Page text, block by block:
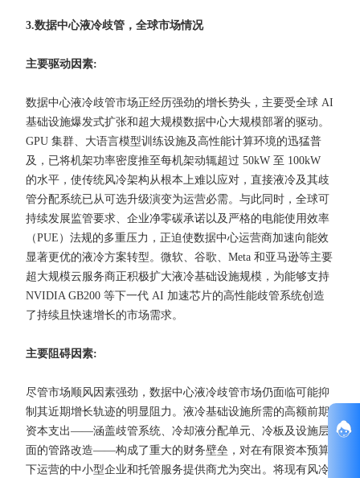
3.数据中心液冷歧管，全球市场情况
主要驱动因素:
数据中心液冷歧管市场正经历强劲的增长势头，主要受全球 AI
基础设施爆发式扩张和超大规模数据中心大规模部署的驱动。
GPU 集群、大语言模型训练设施及高性能计算环境的迅猛普
及，已将机架功率密度推至每机架动辄超过 50kW 至 100kW
的水平，使传统风冷架构从根本上难以应对，直接液冷及其歧
管分配系统已从可选升级演变为运营必需。与此同时，全球可
持续发展监管要求、企业净零碳承诺以及严格的电能使用效率
（PUE）法规的多重压力，正迫使数据中心运营商加速向能效
显著更优的液冷方案转型。微软、谷歌、Meta 和亚马逊等主要
超大规模云服务商正积极扩大液冷基础设施规模，为能够支持
NVIDIA GB200 等下一代 AI 加速芯片的高性能歧管系统创造
了持续且快速增长的市场需求。
主要阻碍因素:
尽管市场顺风因素强劲，数据中心液冷歧管市场仍面临可能抑
制其近期增长轨迹的明显阻力。液冷基础设施所需的高额前期
资本支出——涵盖歧管系统、冷却液分配单元、冷板及设施层
面的管路改造——构成了重大的财务壁垒，对在有限资本预算
下运营的中小型企业和托管服务提供商尤为突出。将现有风冷